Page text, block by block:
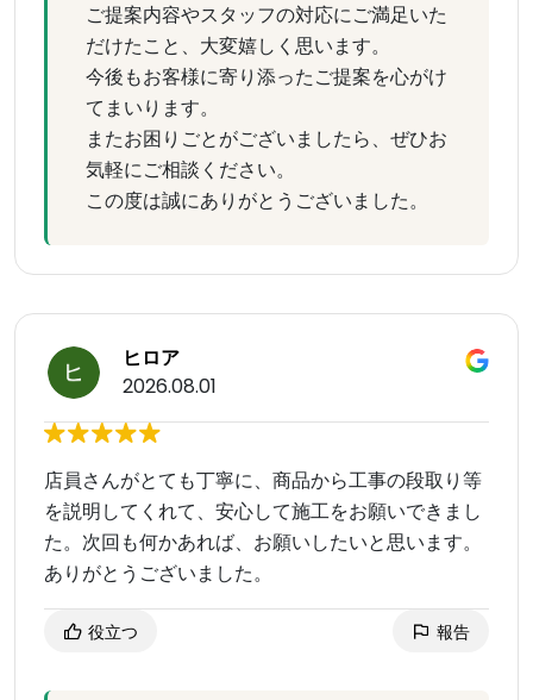
ご提案内容やスタッフの対応にご満足いた
だけたこと、大変嬉しく思います。
今後もお客様に寄り添ったご提案を心がけ
てまいります。
またお困りごとがございましたら、ぜひお
気軽にご相談ください。
この度は誠にありがとうございました。
ヒロア
2026.08.01
店員さんがとても丁寧に、商品から工事の段取り等
を説明してくれて、安心して施工をお願いできまし
た。次回も何かあれば、お願いしたいと思います。
ありがとうございました。
役立つ 報告